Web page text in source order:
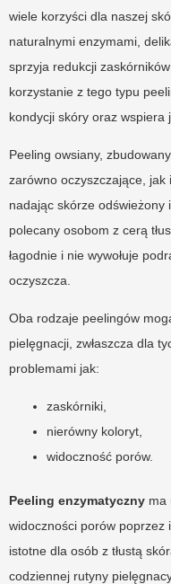
wiele korzyści dla naszej
naturalnymi enzymami,
sprzyja redukcji
korzystanie z tego typu
kondycji skóry oraz wspiera
Peeling owsiany,
zarówno oczyszczające, jak
nadając skórze odświeżony
polecany osobom z cerą
łagodnie i nie wywołuje
oczyszcza.
Oba rodzaje peelingów
pielęgnacji, zwłaszcza dla
problemami jak:
zaskórniki,
nierówny koloryt,
widoczność porów.
Peeling enzymatyczny ma
widoczności porów poprzez
istotne dla osób z tłustą
codziennej rutyny